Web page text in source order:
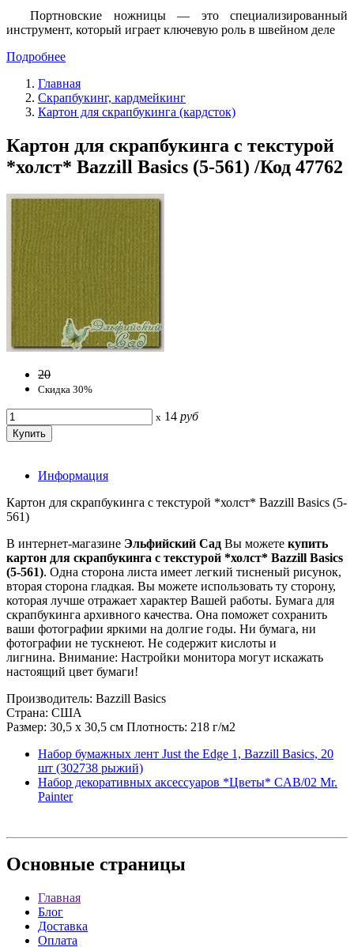
Портновские ножницы — это специализированный
инструмент, который играет ключевую роль в швейном деле
Подробнее
Главная
Скрапбукинг, кардмейкинг
Картон для скрапбукинга (кардсток)
Картон для скрапбукинга с текстурой
*холст* Bazzill Basics (5-561) /Код 47762
20
Скидка 30%
x 14 руб
Информация
Картон для скрапбукинга с текстурой *холст* Bazzill Basics (5-
561)
В интернет-магазине Эльфийский Сад Вы можете купить
картон для скрапбукинга с текстурой *холст* Bazzill Basics
(5-561). Одна сторона листа имеет легкий тисненый рисунок,
вторая сторона гладкая. Вы можете использовать ту сторону,
которая лучше отражает характер Вашей работы. Бумага для
скрапбукинга архивного качества. Она поможет сохранить
ваши фотографии яркими на долгие годы. Ни бумага, ни
фотографии не тускнеют. Не содержит кислоты и
лигнина. Внимание: Настройки монитора могут искажать
настоящий цвет бумаги!
Производитель: Bazzill Basics
Страна: США
Размер: 30,5 х 30,5 см Плотность: 218 г/м2
Набор бумажных лент Just the Edge 1, Bazzill Basics, 20
шт (302738 рыжий)
Набор декоративных аксессуаров *Цветы* CAB/02 Mr.
Painter
Основные страницы
Главная
Блог
Доставка
Оплата